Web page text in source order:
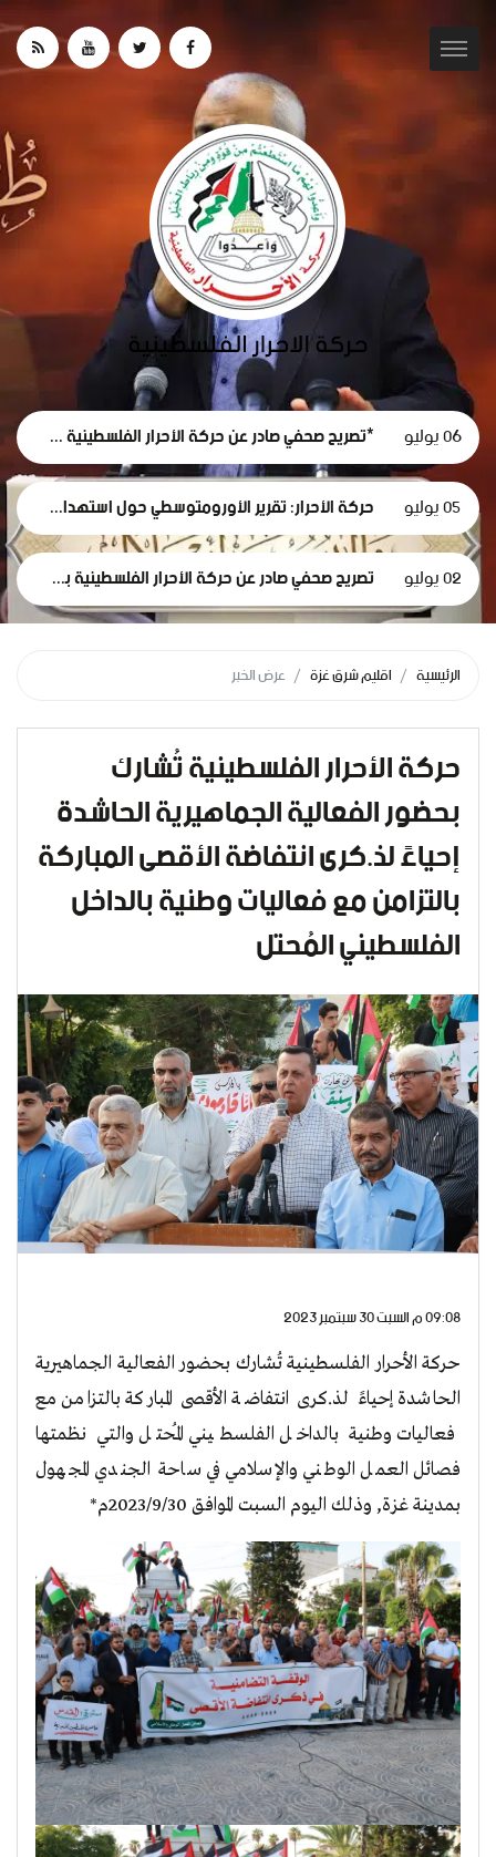
06 يوليو *تصريح صحفي صادر عن حركة الأحرار الفلسطينية حول استقالة لجنة الطوارئ في غزة
05 يوليو حركة الأحرار: تقرير الأورومتوسطي حول استهداف الرموز الطبية في سجون الاحتلال وثيقة إدانة وجريمة حرب موصوفة
02 يوليو تصريح صحفي صادر عن حركة الأحرار الفلسطينية بمناسبة مرور 1000 يومٍ من حرب الإبادة... وفظاعة جرائم الاحتلال في قطاع غزة*
الرئيسية اقليم شرق غزة عرض الخبر
حركة الأحرار الفلسطينية تُشارك
بحضور الفعالية الجماهيرية الحاشدة
إحياءً لذ.كرى انتفاضة الأقصى المباركة
بالتزامن مع فعاليات وطنية بالداخل
الفلسطيني المُحتل
09:08 م السبت 30 سبتمبر 2023
حركة الأحرار الفلسطينية تُشارك بحضور الفعالية الجماهيرية
الحاشدة إحياءً لذ.كرى انتفاضة الأقصى المباركة بالتزامن مع
فعاليات وطنية بالداخل الفلسطيني المُحتل والتي نظمتها
فصائل العمل الوطني والإسلامي في ساحة الجندي المجهول
بمدينة غزة, وذلك اليوم السبت الموافق 2023/9/30م*